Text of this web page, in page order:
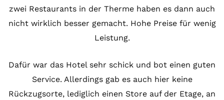
zwei Restaurants in der Therme haben es dann auch
nicht wirklich besser gemacht. Hohe Preise für wenig
Leistung.
Dafür war das Hotel sehr schick und bot einen guten
Service. Allerdings gab es auch hier keine
Rückzugsorte, lediglich einen Store auf der Etage, an